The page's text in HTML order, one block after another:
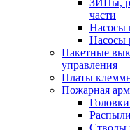
части
Насосы
Пакетные
управления
Платы
Пожарная